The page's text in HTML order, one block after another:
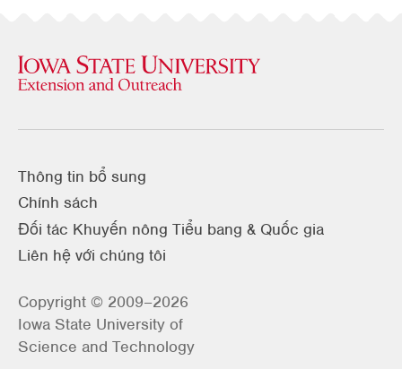
Thông tin bổ sung
Chính sách
Đối tác Khuyến nông Tiểu bang & Quốc gia
Liên hệ với chúng tôi
Copyright © 2009–2026
Iowa State University of
Science and Technology